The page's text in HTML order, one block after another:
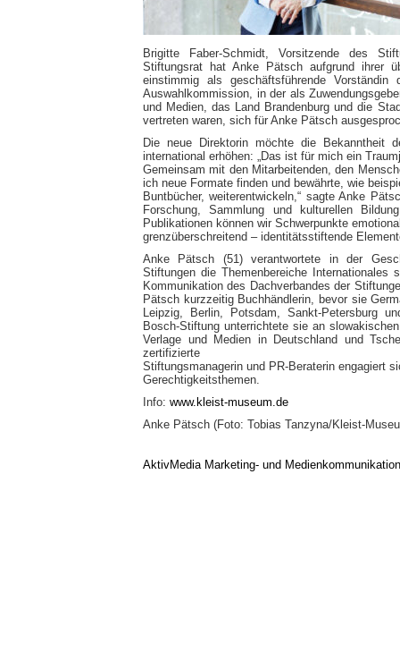
Brigitte Faber-Schmidt, Vorsitzende des
Stiftungsrat hat Anke Pätsch aufgrund ihrer
einstimmig als geschäftsführende
Auswahlkommission, in der als
und Medien, das Land Brandenburg und die
vertreten waren, sich für Anke Pätsch
Die neue Direktorin möchte die Bekanntheit
international erhöhen: „Das ist für mich ein
Gemeinsam mit den Mitarbeitenden, den
ich neue Formate finden und bewährte, wie
Buntbücher, weiterentwickeln,“ sagte Anke
Forschung, Sammlung und kulturellen
Publikationen können wir Schwerpunkte
grenzüberschreitend – identitätsstiftende
Anke Pätsch (51) verantwortete in der
Stiftungen die Themenbereiche
Kommunikation des Dachverbandes der
Pätsch kurzzeitig Buchhändlerin, bevor sie
Leipzig, Berlin, Potsdam, Sankt-Petersburg
Bosch-Stiftung unterrichtete sie an
Verlage und Medien in Deutschland und
zertifizierte
Stiftungsmanagerin und PR-Beraterin engagiert
Gerechtigkeitsthemen.
Info: www.kleist-museum.de
Anke Pätsch (Foto: Tobias Tanzyna/Kleist-
AktivMedia Marketing- und